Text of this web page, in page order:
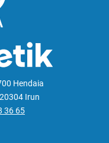
Hendaia
Irun
36 65